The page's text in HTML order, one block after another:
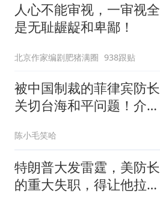
人心不能审视，一审视全
是无耻龌龊和卑鄙！
北京作家编剧肥猪满圈 938跟贴
被中国制裁的菲律宾防长
关切台海和平问题！介文
陈小毛笑哈
特朗普大发雷霆，美防长
的重大失职，得让他拉下